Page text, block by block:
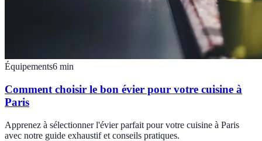
Équipements6 min
Comment choisir le bon évier pour votre cuisine à
Paris
Apprenez à sélectionner l'évier parfait pour votre cuisine à Paris
avec notre guide exhaustif et conseils pratiques.